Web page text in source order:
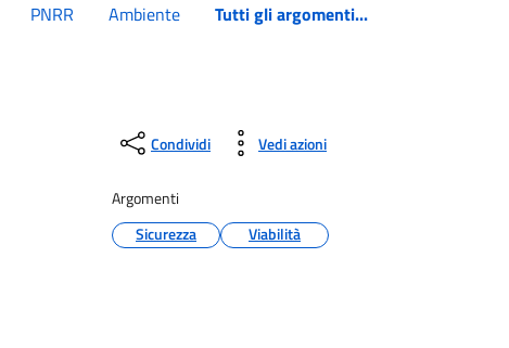
PNRR Ambiente Tutti gli argomenti...
Condividi Vedi azioni
Argomenti
Sicurezza
Viabilità